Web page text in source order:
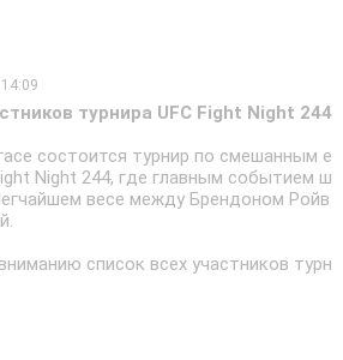
турнира UFC Fight Night 244
состоится турнир по смешанным е
Night 244, где главным событием ш
весе между Брендоном Ройв
список всех участников турн